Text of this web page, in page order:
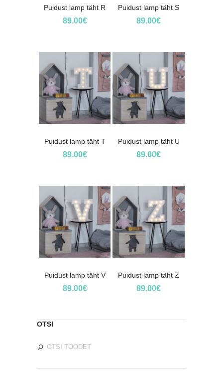
Puidust lamp täht R
89.00€
Puidust lamp täht S
89.00€
Puidust lamp täht T
89.00€
Puidust lamp täht U
89.00€
Puidust lamp täht V
89.00€
Puidust lamp täht Z
89.00€
OTSI